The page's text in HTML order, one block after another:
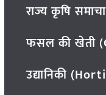
राज्य कृषि
फसल की खेती
उद्यानिकी